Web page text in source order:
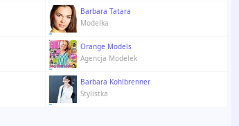
Barbara Tatara
Modelka
Orange Models
Agencja Modelek
Barbara Kohlbrenner
Stylistka